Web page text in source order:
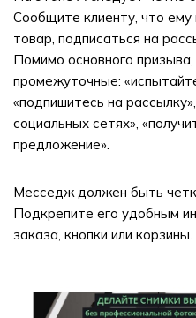
Сообщите клиенту, что ему
товар, подписаться на
Помимо основного
промежуточные:
«подпишитесь на
социальных сетях»,
предложение».
Месседж должен быть
Подкрепите его удобным
заказа, кнопки или корзины.